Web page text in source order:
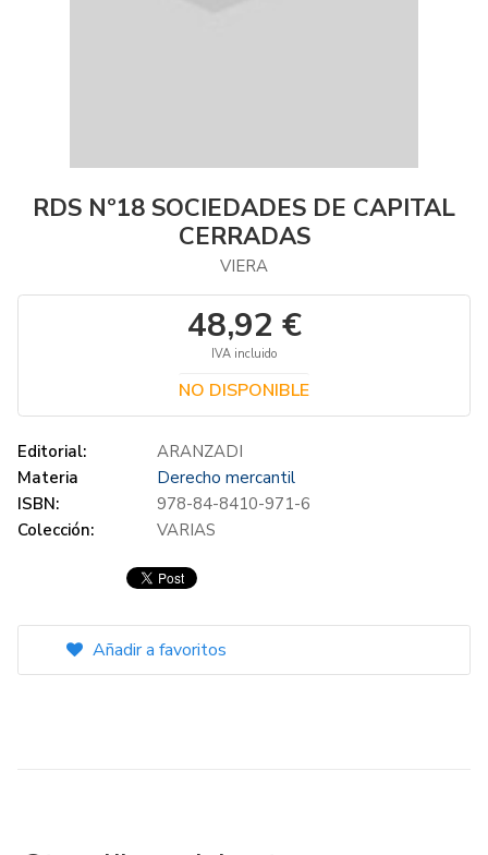
RDS Nº18 SOCIEDADES DE CAPITAL
CERRADAS
VIERA
48,92 €
IVA incluido
NO DISPONIBLE
Editorial:
ARANZADI
Materia
Derecho mercantil
ISBN:
978-84-8410-971-6
Colección:
VARIAS
Añadir a favoritos